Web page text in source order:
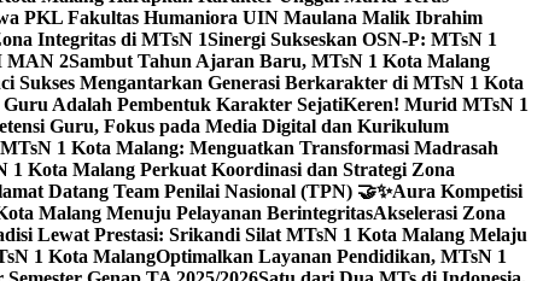
PKL Fakultas Humaniora UIN Maulana Malik Ibrahim
Integritas di MTsN 1Sinergi Sukseskan OSN-P: MTsN 1
MAN 2Sambut Tahun Ajaran Baru, MTsN 1 Kota Malang
Sukses Mengantarkan Generasi Berkarakter di MTsN 1 Kota
Adalah Pembentuk Karakter SejatiKeren! Murid MTsN 1
Guru, Fokus pada Media Digital dan Kurikulum
1 Kota Malang: Menguatkan Transformasi Madrasah
1 Kota Malang Perkuat Koordinasi dan Strategi Zona
Datang Team Penilai Nasional (TPN) 🤝✨Aura Kompetisi
Malang Menuju Pelayanan BerintegritasAkselerasi Zona
Lewat Prestasi: Srikandi Silat MTsN 1 Kota Malang Melaju
1 Kota MalangOptimalkan Layanan Pendidikan, MTsN 1